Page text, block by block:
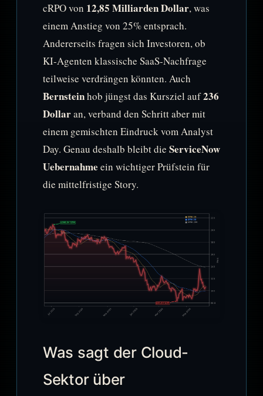
cRPO von 12,85 Milliarden Dollar, was
einem Anstieg von 25% entsprach.
Andererseits fragen sich Investoren, ob
KI-Agenten klassische SaaS-Nachfrage
teilweise verdrängen könnten. Auch
Bernsteinhob jüngst das Kursziel auf236
Dollaran, verband den Schritt aber mit
einem gemischten Eindruck vom Analyst
Day. Genau deshalb bleibt die ServiceNow
Uebernahme ein wichtiger Prüfstein für
die mittelfristige Story.
Was sagt der Cloud-
Sektor über